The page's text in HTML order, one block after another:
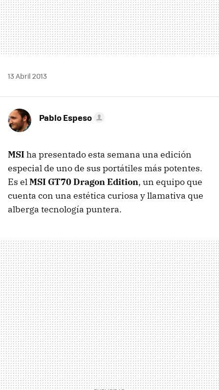
13 Abril 2013
Pablo Espeso
MSIha presentado esta semana una edición
especial de uno de sus portátiles más potentes.
Es elMSI GT70 Dragon Edition, un equipo que
cuenta con una estética curiosa y llamativa que
alberga tecnología puntera.